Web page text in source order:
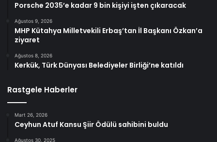
Porsche 2035’e kadar 9 bin kişiyi işten çıkaracak
Ağustos 9, 2026
MHP Kütahya Milletvekili Erbaş’tan İl Başkanı Özkan’a
ziyaret
Ağustos 8, 2026
Kerkük, Türk Dünyası Belediyeler Birliği’ne katıldı
Rastgele Haberler
Mart 26, 2026
Ceyhun Atuf Kansu Şiir Ödülü sahibini buldu
Ağustos 30, 2025